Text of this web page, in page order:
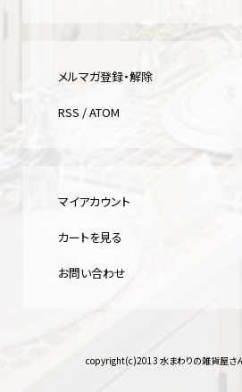
メルマガ登録・解除
RSS /ATOM
マイアカウント
カートを見る
お問い合わせ
copyright(c)2013 水まわりの雑貨屋さ